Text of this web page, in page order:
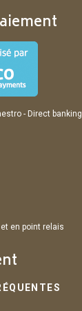
- Direct banking
en point relais